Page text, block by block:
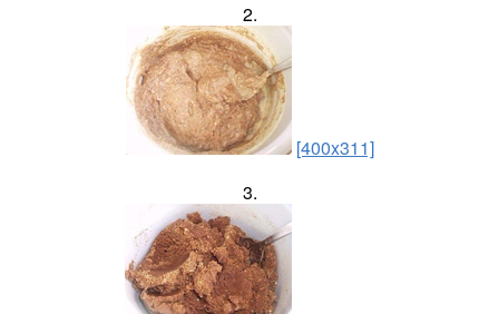
2.
[400x311]
3.